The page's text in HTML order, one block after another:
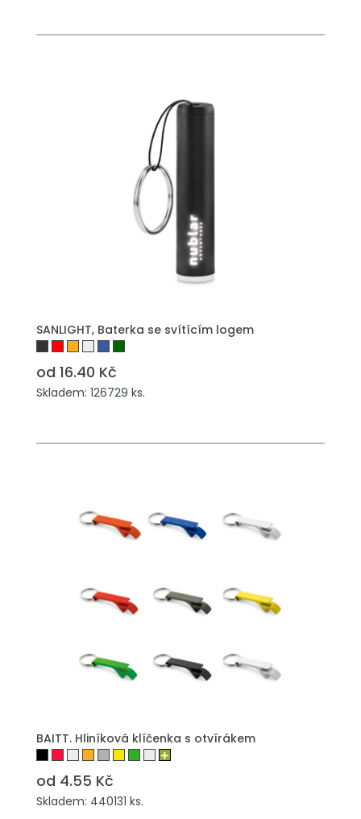
SANLIGHT, Baterka se svítícím logem
od 16.40 Kč
Skladem: 126729 ks.
BAITT. Hliníková klíčenka s otvírákem
od 4.55 Kč
Skladem: 440131 ks.